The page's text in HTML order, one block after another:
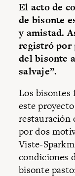
El acto de
de bisonte
y amistad.
registró por
del bisonte
salvaje”.
Los bisontes
este
restauración
por dos
Viste-
condiciones
bisonte